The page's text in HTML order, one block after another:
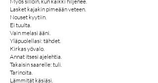
Lasket kajakin pimeään veteen.
Nouset kyytiin.
Ei tuulta.
Vain melasi ääni.
Yläpuolellasi: tähdet.
Kirkas yövalo.
Annat itsesi ajelehtia.
Takaisin saarelle: tuli.
Tarinoita.
Lämmität käsiäsi.